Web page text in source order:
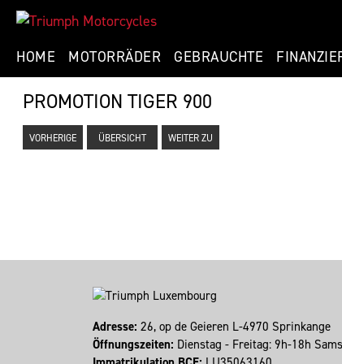
HOME MOTORRÄDER GEBRAUCHTE
PROMOTION TIGER 900
VORHERIGE ÜBERSICHT WEITER ZU
Adresse: 26, op de Geieren L-4970 Sprinkange
Öffnungszeiten: Dienstag - Freitag: 9h-18h